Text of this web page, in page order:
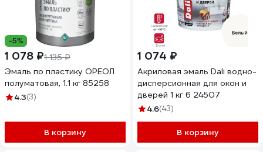
-5%
1 078 ₽1 135 ₽
Эмаль по пластику ОРЕОЛ
полуматовая, 1.1 кг 85258
4.3(3)
В корзину
1 074 ₽
Акриловая эмаль Dali водно-
дисперсионная для окон и
дверей 1 кг 6 24507
4.6(43)
В корзину